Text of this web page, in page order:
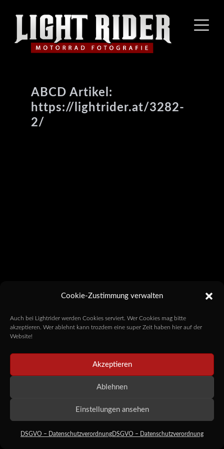
Cookie-Zustimmung verwalten
Auch bei Lightrider werden Cookies serviert. Wer Cookies mag bitte
akzeptieren. Wer ablehnt kann trozdem eine super Zeit haben hier auf der
Website!
Akzeptieren
Ablehnen
Einstellungen ansehen
DSGVO – Datenschutzverordnung DSGVO – Datenschutzverordnung
ABCD Artikel:
https://lightrider.at/3282-
2/